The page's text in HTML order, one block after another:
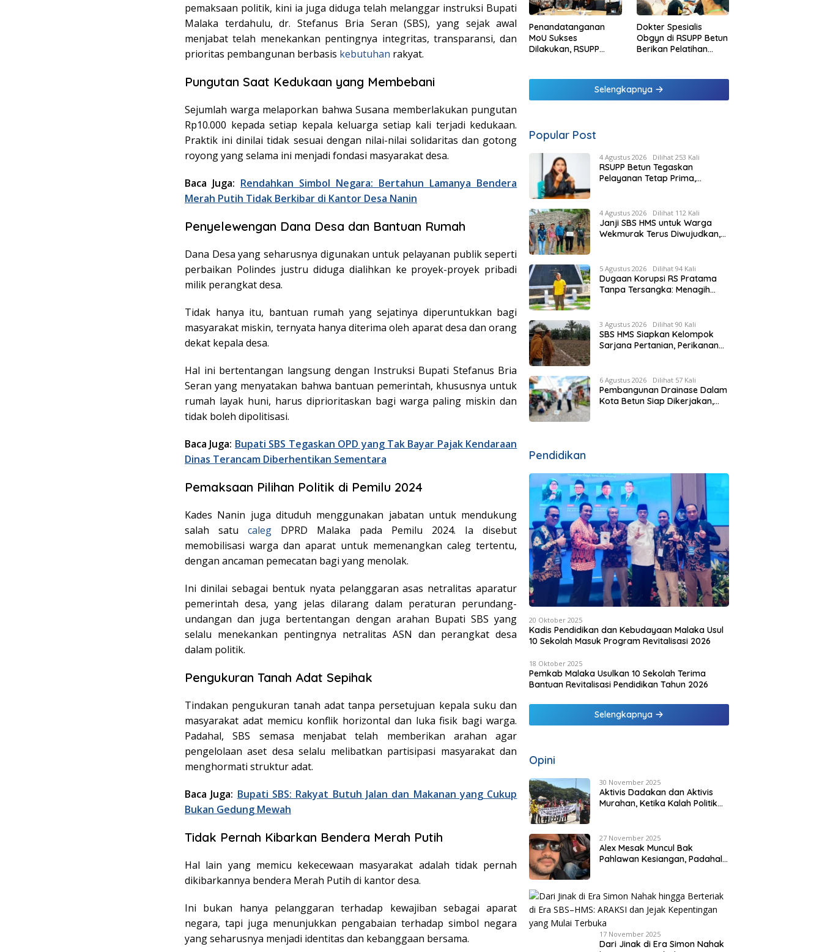
pemaksaan politik, kini ia juga diduga telah melanggar instruksi Bupati
Malaka terdahulu, dr. Stefanus Bria Seran (SBS), yang sejak awal
menjabat telah menekankan pentingnya integritas, transparansi, dan
prioritas pembangunan berbasis kebutuhan rakyat.
Pungutan Saat Kedukaan yang Membebani
Sejumlah warga melaporkan bahwa Susana memberlakukan pungutan
Rp10.000 kepada setiap kepala keluarga setiap kali terjadi kedukaan.
Praktik ini dinilai tidak sesuai dengan nilai-nilai solidaritas dan gotong
royong yang selama ini menjadi fondasi masyarakat desa.
Baca Juga: Rendahkan Simbol Negara: Bertahun Lamanya Bendera
Merah Putih Tidak Berkibar di Kantor Desa Nanin
Penyelewengan Dana Desa dan Bantuan Rumah
Dana Desa yang seharusnya digunakan untuk pelayanan publik seperti
perbaikan Polindes justru diduga dialihkan ke proyek-proyek pribadi
milik perangkat desa.
Tidak hanya itu, bantuan rumah yang sejatinya diperuntukkan bagi
masyarakat miskin, ternyata hanya diterima oleh aparat desa dan orang
dekat kepala desa.
Hal ini bertentangan langsung dengan Instruksi Bupati Stefanus Bria
Seran yang menyatakan bahwa bantuan pemerintah, khususnya untuk
rumah layak huni, harus diprioritaskan bagi warga paling miskin dan
tidak boleh dipolitisasi.
Baca Juga: Bupati SBS Tegaskan OPD yang Tak Bayar Pajak Kendaraan
Dinas Terancam Diberhentikan Sementara
Pemaksaan Pilihan Politik di Pemilu 2024
Kades Nanin juga dituduh menggunakan jabatan untuk mendukung
salah satucaleg DPRD Malaka pada Pemilu 2024. Ia disebut
memobilisasi warga dan aparat untuk memenangkan caleg tertentu,
dengan ancaman pemecatan bagi yang menolak.
Ini dinilai sebagai bentuk nyata pelanggaran asas netralitas aparatur
pemerintah desa, yang jelas dilarang dalam peraturan perundang-
undangan dan juga bertentangan dengan arahan Bupati SBS yang
selalu menekankan pentingnya netralitas ASN dan perangkat desa
dalam politik.
Pengukuran Tanah Adat Sepihak
Tindakan pengukuran tanah adat tanpa persetujuan kepala suku dan
masyarakat adat memicu konflik horizontal dan luka fisik bagi warga.
Padahal, SBS semasa menjabat telah memberikan arahan agar
pengelolaan aset desa selalu melibatkan partisipasi masyarakat dan
menghormati struktur adat.
Baca Juga: Bupati SBS: Rakyat Butuh Jalan dan Makanan yang Cukup
Bukan Gedung Mewah
Tidak Pernah Kibarkan Bendera Merah Putih
Hal lain yang memicu kekecewaan masyarakat adalah tidak pernah
dikibarkannya bendera Merah Putih di kantor desa.
Ini bukan hanya pelanggaran terhadap kewajiban sebagai aparat
negara, tapi juga menunjukkan pengabaian terhadap simbol negara
yang seharusnya menjadi identitas dan kebanggaan bersama.
Penandatanganan
MoU Sukses
Dilakukan, RSUPP
Ngoerah
Dokter Spesialis
Obgyn di RSUPP Betun
Berikan Pelatihan
Persalinan Bagi
Tenaga Kesehatan di
Selengkapnya
Popular Post
4 Agustus 2026 Dilihat 253 Kali
RSUPP Betun Tegaskan
Pelayanan Tetap Prima,
Penuhnya ICU RS Tujuan
4 Agustus 2026 Dilihat 112 Kali
Janji SBS HMS untuk Warga
Wekmurak Terus Diwujudkan,
Rp4,57 Miliar
5 Agustus 2026 Dilihat 94 Kali
Dugaan Korupsi RS Pratama
Tanpa Tersangka: Menagih
3 Agustus 2026 Dilihat 90 Kali
SBS HMS Siapkan Kelompok
Sarjana Pertanian, Perikanan
Modal
6 Agustus 2026 Dilihat 57 Kali
Pembangunan Drainase Dalam
Kota Betun Siap Dikerjakan,
Pendidikan
20 Oktober 2025
Kadis Pendidikan dan Kebudayaan Malaka Usul
10 Sekolah Masuk Program Revitalisasi 2026
18 Oktober 2025
Pemkab Malaka Usulkan 10 Sekolah Terima
Bantuan Revitalisasi Pendidikan Tahun 2026
Selengkapnya
Opini
30 November 2025
Aktivis Dadakan dan Aktivis
Murahan, Ketika Kalah Politik
27 November 2025
Alex Mesak Muncul Bak
Pahlawan Kesiangan, Padahal
17 November 2025
Dari Jinak di Era Simon Nahak